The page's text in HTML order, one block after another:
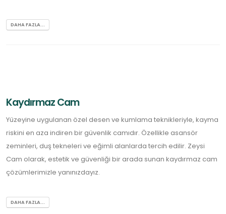
DAHA FAZLA...
Kaydırmaz Cam
Yüzeyine uygulanan özel desen ve kumlama teknikleriyle, kayma
riskini en aza indiren bir güvenlik camıdır. Özellikle asansör
zeminleri, duş tekneleri ve eğimli alanlarda tercih edilir. Zeysi
Cam olarak, estetik ve güvenliği bir arada sunan kaydırmaz cam
çözümlerimizle yanınızdayız.
DAHA FAZLA...